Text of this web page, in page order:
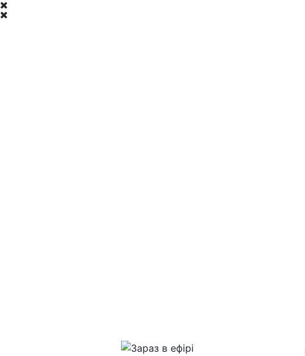
Зараз в ефірі